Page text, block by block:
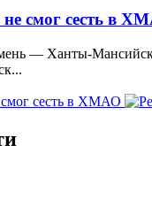
смог сесть в
— Ханты-Мансийск